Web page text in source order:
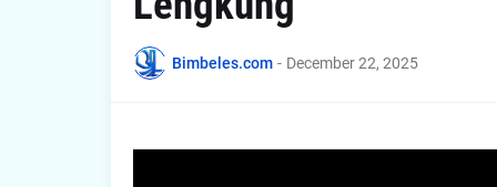
Bimbeles.com - December 22, 2025